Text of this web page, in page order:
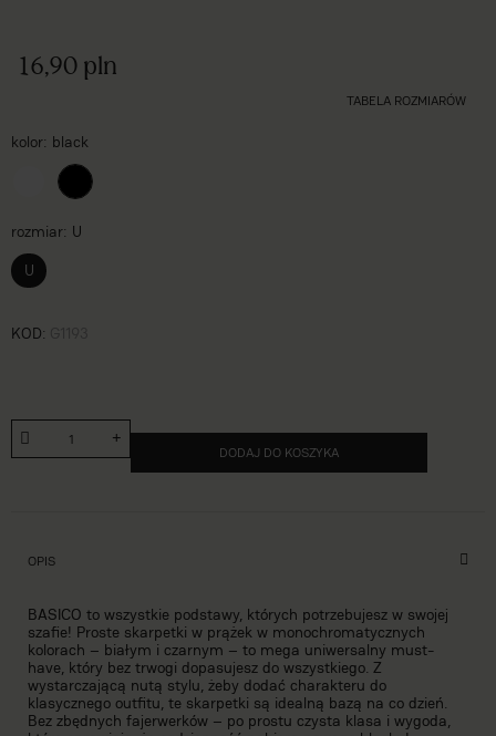
TABELA ROZMIARÓW
16,90 pln
kolor black
rozmiar U
U
KOD
DODAJ DO KOSZYKA
OPIS
BASICO to wszystkie podstawy, których potrzebujesz w swojej
szafie! Proste skarpetki w prążek w monochromatycznych
kolorach – białym i czarnym – to mega uniwersalny must-
have, który bez trwogi dopasujesz do wszystkiego. Z
wystarczającą nutą stylu, żeby dodać charakteru do
klasycznego outfitu, te skarpetki są idealną bazą na co dzień.
Bez zbędnych fajerwerków – po prostu czysta klasa i wygoda,